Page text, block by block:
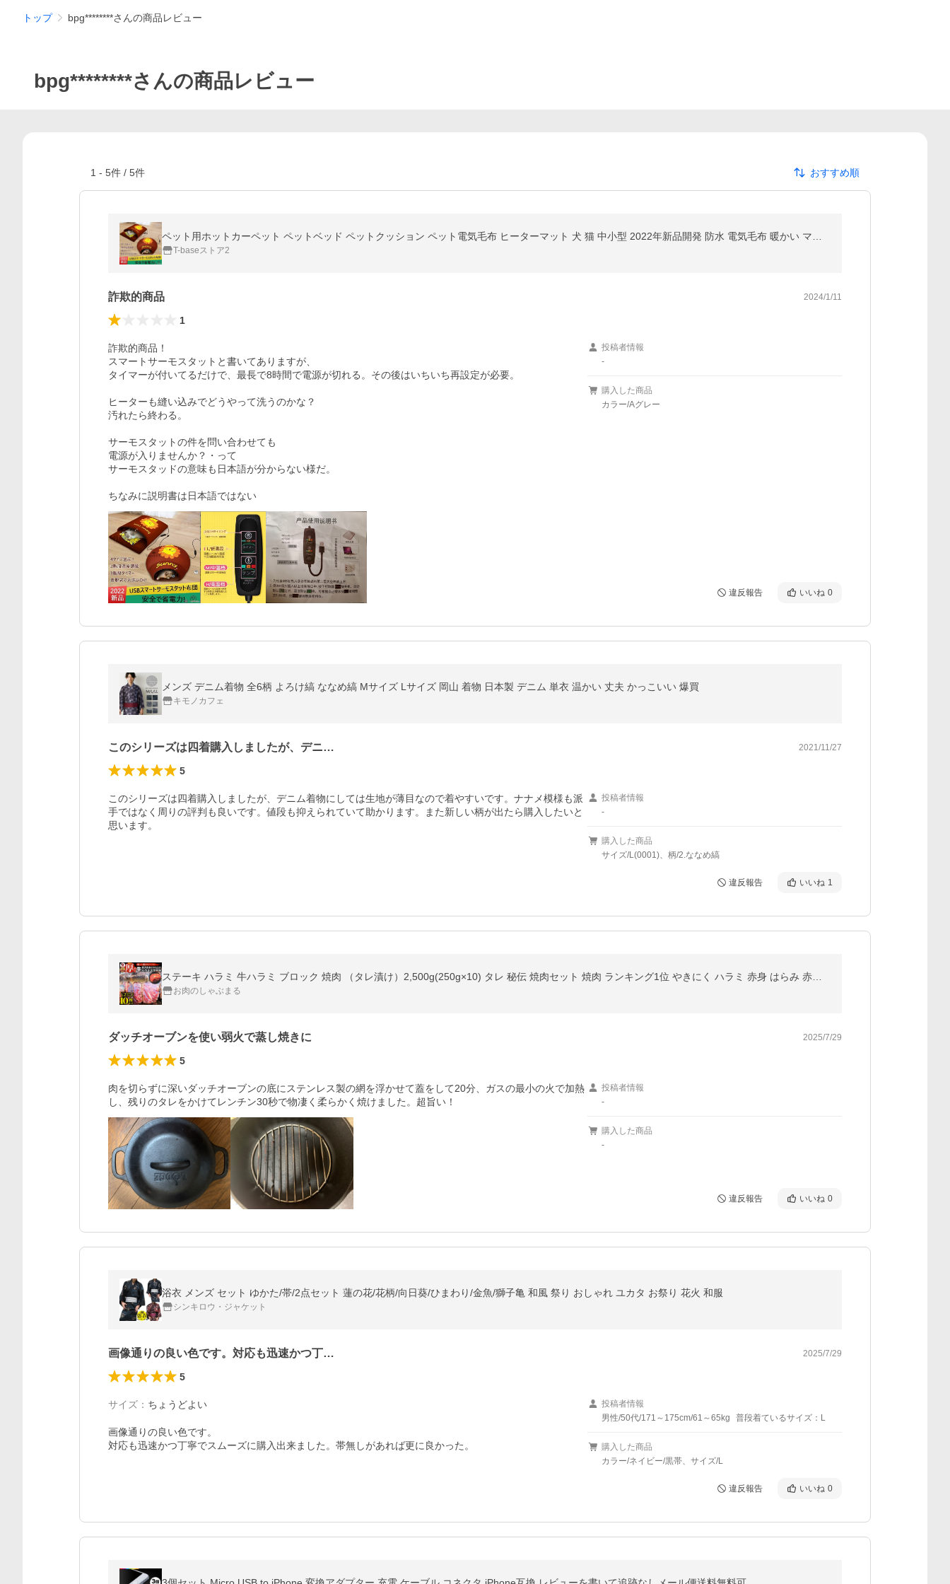
トップ bpg********さんの商品レビュー
bpg********さんの商品レビュー
1 - 5件 / 5件 おすすめ順
T-baseストア2
詐欺的商品 2024/1/11
1
詐欺的商品！
スマートサーモスタットと書いてありますが、
タイマーが付いてるだけで、最長で8時間で電源が切れる。その後はいちいち再設定が必要。
ヒーターも縫い込みでどうやって洗うのかな？
汚れたら終わる。
サーモスタットの件を問い合わせても
電源が入りませんか？・って
サーモスタッドの意味も日本語が分からない様だ。
投稿者情報
-
購入した商品
カラー/Aグレー
違反報告 いいね 0
メンズ デニム着物 全6柄 よろけ縞 ななめ縞 Mサイズ Lサイズ 岡山 着物 日本製 デニム 単衣 温かい 丈夫 かっこいい 爆買
キモノカフェ
このシリーズは四着購入しましたが、デニ… 2021/11/27
5
このシリーズは四着購入しましたが、デニム着物にしては生地が薄目なので着やすいです。ナナメ模様も派
手ではなく周りの評判も良いです。値段も抑えられていて助かります。また新しい柄が出たら購入したいと
思います。
投稿者情報
-
購入した商品
サイズ/L(0001)、柄/2.ななめ縞
違反報告 いいね 1
お肉のしゃぶまる
ダッチオーブンを使い弱火で蒸し焼きに 2025/7/29
5
肉を切らずに深いダッチオーブンの底にステンレス製の網を浮かせて蓋をして20分、ガスの最小の火で加熱
し、残りのタレをかけてレンチン30秒で物凄く柔らかく焼けました。超旨い！
投稿者情報
-
購入した商品
-
違反報告 いいね 0
浴衣 メンズ セット ゆかた/帯/2点セット 蓮の花/花柄/向日葵/ひまわり/金魚/獅子亀 和風 祭り おしゃれ ユカタ お祭り 花火 和服
シンキロウ・ジャケット
画像通りの良い色です。対応も迅速かつ丁… 2025/7/29
5
サイズ ： ちょうどよい
画像通りの良い色です。
対応も迅速かつ丁寧でスムーズに購入出来ました。帯無しがあれば更に良かった。
投稿者情報
男性/50代/171～175cm/61～65kg
普段着ているサイズ：L
購入した商品
カラー/ネイビー/黒帯、サイズ/L
違反報告 いいね 0